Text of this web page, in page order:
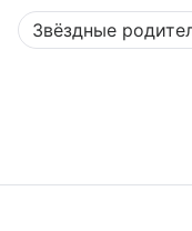
Звёздные